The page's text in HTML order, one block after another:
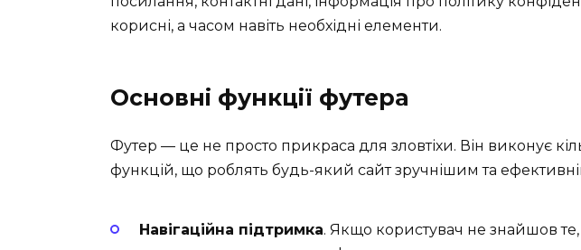
корисні, а часом навіть необхідні елементи.
Основні функції футера
Футер — це не просто прикраса для зловтіхи. Він виконує
функцій, що роблять будь-який сайт зручнішим та
Навігаційна підтримка. Якщо користувач не знайшов